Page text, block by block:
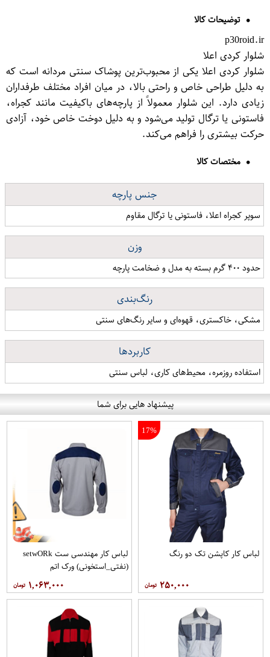
توضیحات کالا
p30roid.ir
شلوار کردی اعلا
شلوار کردی اعلا یکی از محبوب‌ترین پوشاک سنتی مردانه است که
به دلیل طراحی خاص و راحتی بالا، در میان افراد مختلف طرفداران
زیادی دارد. این شلوار معمولاً از پارچه‌های باکیفیت مانند کجراه،
فاستونی یا ترگال تولید می‌شود و به دلیل دوخت خاص خود، آزادی
حرکت بیشتری را فراهم می‌کند.
مختصات کالا
جنس پارچه
سوپر کجراه اعلا، فاستونی یا ترگال مقاوم
وزن
حدود ۴۰۰ گرم بسته به مدل و ضخامت پارچه
رنگ‌بندی
مشکی، خاکستری، قهوه‌ای و سایر رنگ‌های سنتی
کاربردها
استفاده روزمره، محیط‌های کاری، لباس سنتی
پیشنهاد هایی برای شما
17%
لباس کار کاپشن تک دو رنگ
۲۵۰,۰۰۰
لباس کار مهندسی ست setwO​Rk
(نفتی_استخونی) ورک اتم
۱,۰۶۳,۰۰۰